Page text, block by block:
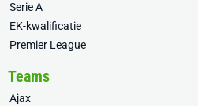
Serie A
EK-kwalificatie
Premier League
Teams
Ajax